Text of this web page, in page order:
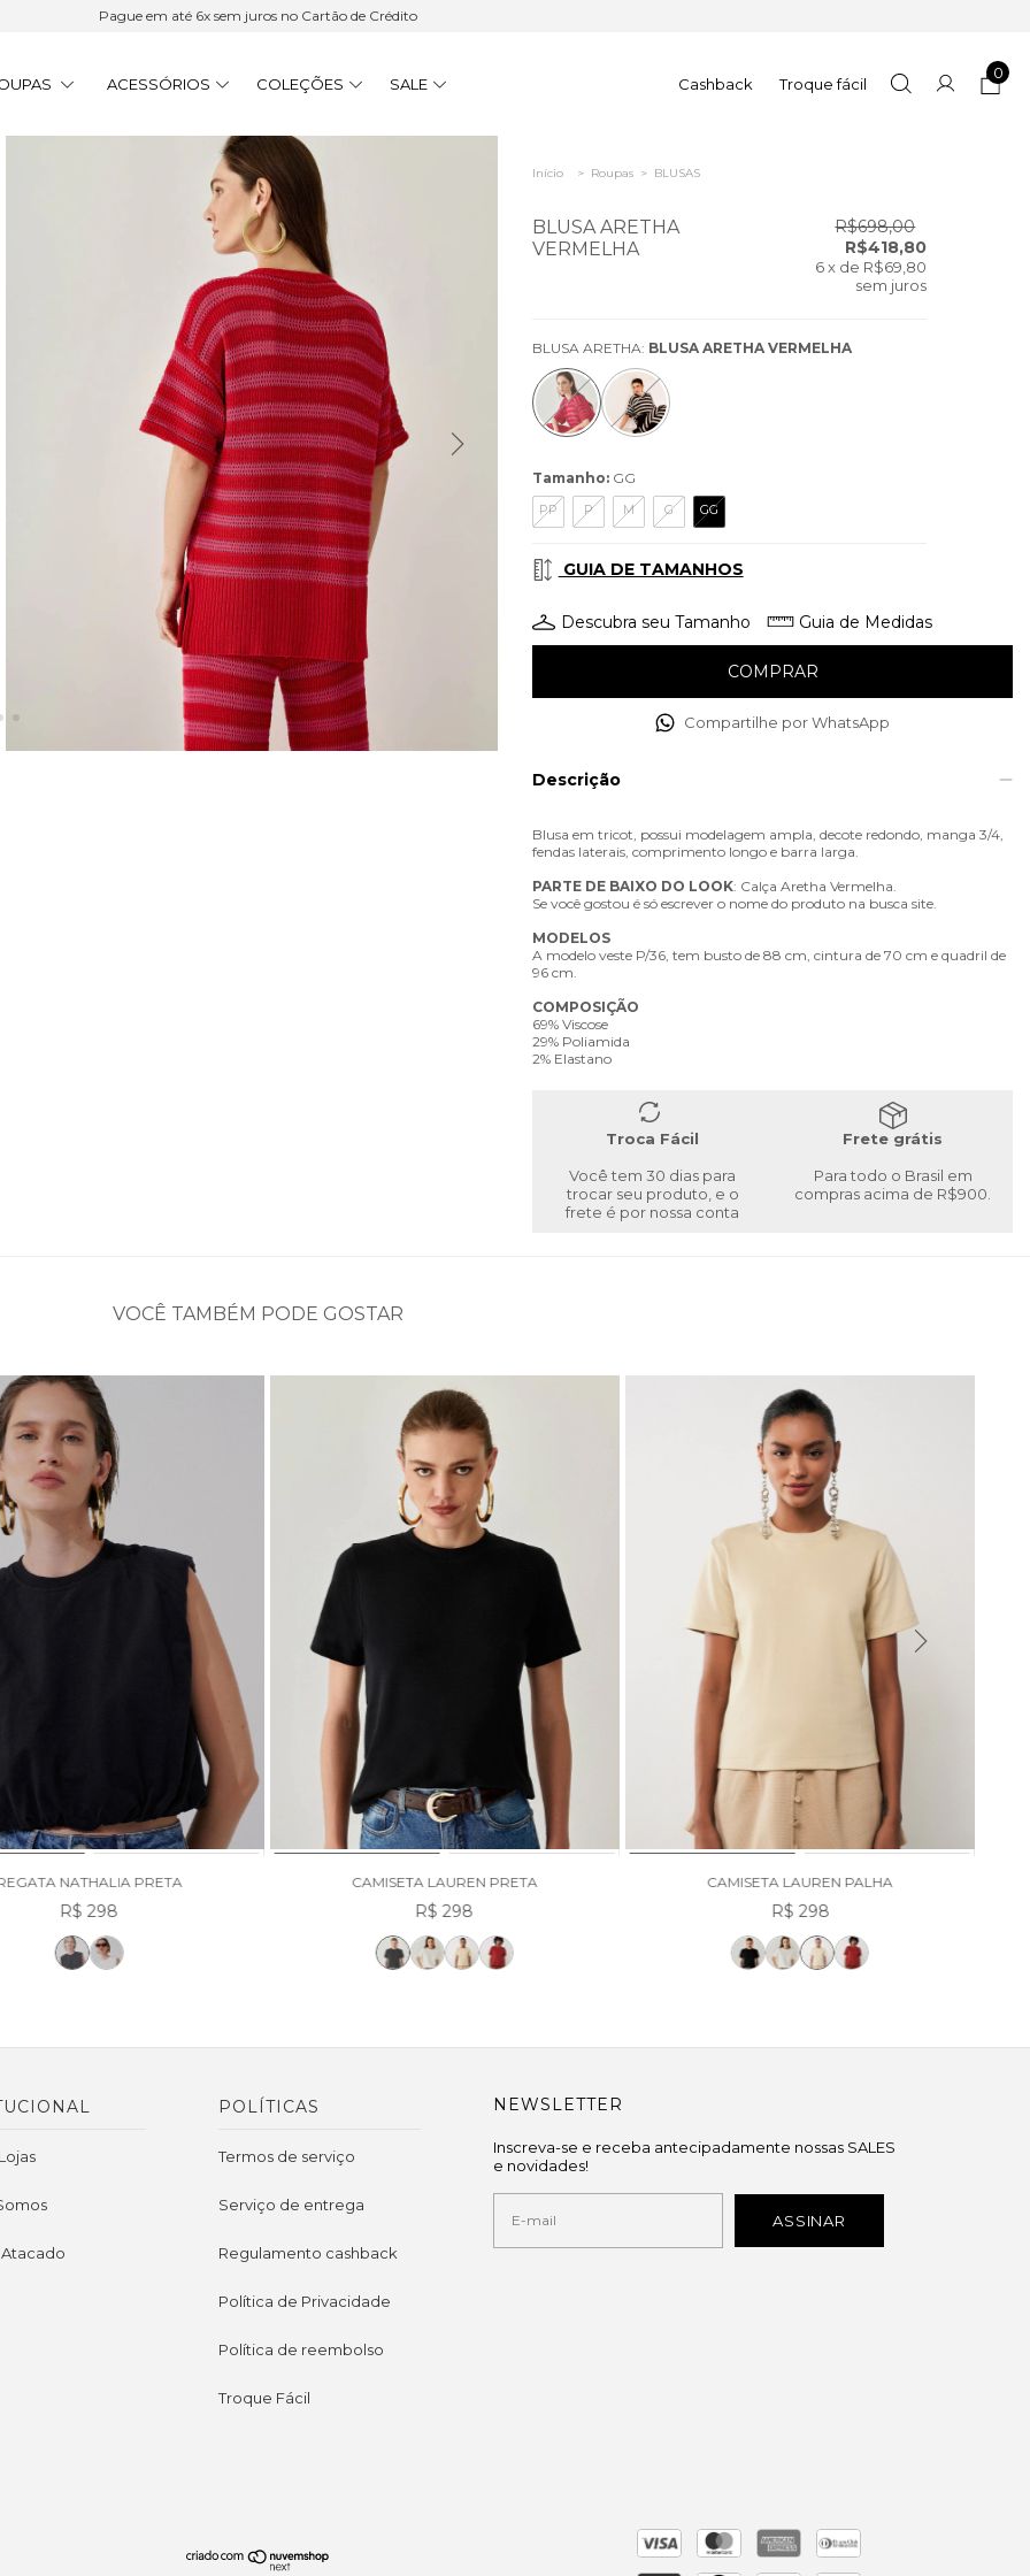
Pague em até 6x sem juros no Cartão de Crédito
ACESSÓRIOS COLEÇÕES SALE Cashback Troque fácil
0
Início > Roupas > BLUSAS
BLUSA ARETHA
VERMELHA
R$698,00
R$418,80
6 x de R$69,80
sem juros
BLUSA ARETHA: BLUSA ARETHA VERMELHA
Tamanho: GG
PP P M G GG
GUIA DE TAMANHOS
Descubra seu Tamanho Guia de Medidas
Compartilhe por WhatsApp
Descrição
Blusa em tricot, possui modelagem ampla, decote redondo, manga 3/4,
fendas laterais, comprimento longo e barra larga.
PARTE DE BAIXO DO LOOK: Calça Aretha Vermelha.
Se você gostou é só escrever o nome do produto na busca site.
MODELOS
A modelo veste P/36, tem busto de 88 cm, cintura de 70 cm e quadril de
96 cm.
COMPOSIÇÃO
69% Viscose
29% Poliamida
2% Elastano
Troca Fácil
Você tem 30 dias para
trocar seu produto, e o
frete é por nossa conta
Frete grátis
Para todo o Brasil em
compras acima de R$900.
VOCÊ TAMBÉM PODE GOSTAR
NATHALIA PRETA
R$ 298
CAMISETA LAUREN PRETA
R$ 298
CAMISETA LAUREN PALHA
R$ 298
POLÍTICAS
Termos de serviço
Serviço de entrega
Regulamento cashback
Política de Privacidade
Política de reembolso
Troque Fácil
NEWSLETTER
Inscreva-se e receba antecipadamente nossas SALES
e novidades!